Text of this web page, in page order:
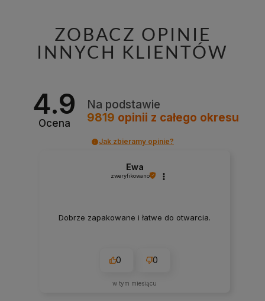
ZOBACZ OPINIE
INNYCH KLIENTÓW
4.9
Ocena
Na podstawie
9819 opinii z całego okresu
Jak zbieramy opinie?
Ewa
zweryfikowano
Dobrze zapakowane i łatwe do otwarcia.
0 0
w tym miesiącu